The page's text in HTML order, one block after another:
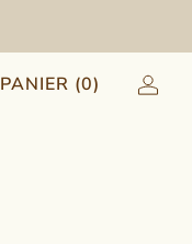
PANIER (0)